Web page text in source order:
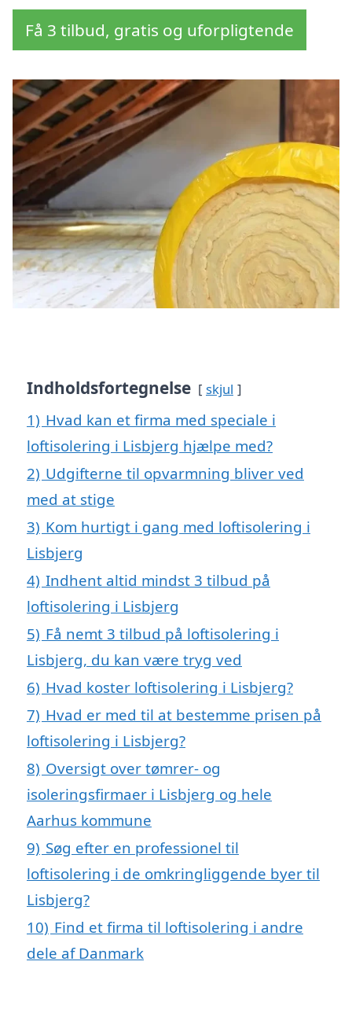
Få 3 tilbud, gratis og uforpligtende
Indholdsfortegnelse skjul
1) Hvad kan et firma med speciale i
loftisolering i Lisbjerg hjælpe med?
2) Udgifterne til opvarmning bliver ved
med at stige
3) Kom hurtigt i gang med loftisolering i
Lisbjerg
4) Indhent altid mindst 3 tilbud på
loftisolering i Lisbjerg
5) Få nemt 3 tilbud på loftisolering i
Lisbjerg, du kan være tryg ved
6) Hvad koster loftisolering i Lisbjerg?
7) Hvad er med til at bestemme prisen på
loftisolering i Lisbjerg?
8) Oversigt over tømrer- og
isoleringsfirmaer i Lisbjerg og hele
Aarhus kommune
9) Søg efter en professionel til
loftisolering i de omkringliggende byer til
Lisbjerg?
10) Find et firma til loftisolering i andre
dele af Danmark